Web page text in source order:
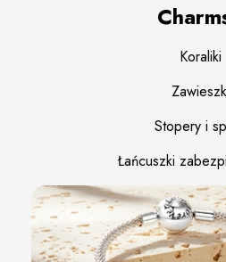
Koraliki
Stopery i
Łańcuszki